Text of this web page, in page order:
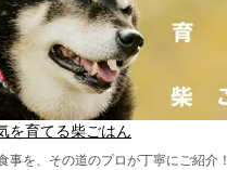
を育てる柴ごはん
事を、その道のプロが丁寧にご紹介！